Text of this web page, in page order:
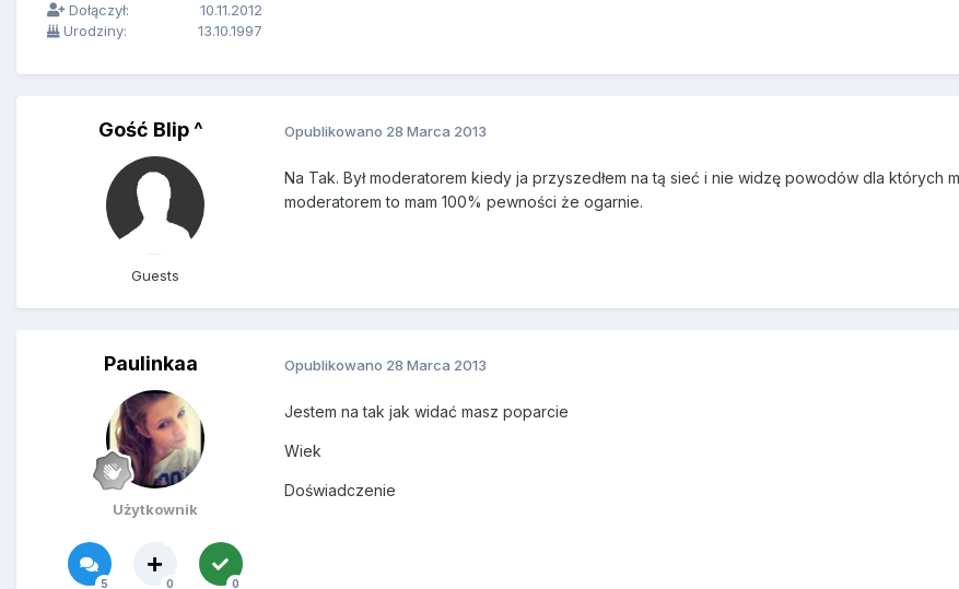
Dołączył:
10.11.2012
Urodziny:
13.10.1997
Gość Blip ^
Guests
Opublikowano 28 Marca 2013
Na Tak. Był moderatorem kiedy ja przyszedłem na tą sieć i nie widzę powodów dla których
moderatorem to mam 100% pewności że ogarnie.
Paulinkaa
Użytkownik
5 0 0
Opublikowano 28 Marca 2013
Jestem na tak jak widać masz poparcie
Wiek
Doświadczenie